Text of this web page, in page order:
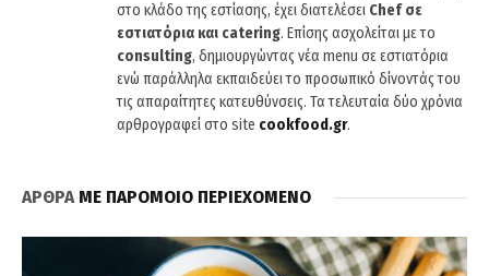
στο κλάδο της εστίασης, έχει διατελέσει Chef σε
εστιατόρια και catering. Επίσης ασχολείται με το
consulting, δημιουργώντας νέα menu σε εστιατόρια
ενώ παράλληλα εκπαιδεύει το προσωπικό δίνοντάς του
τις απαραίτητες κατευθύνσεις. Τα τελευταία δύο χρόνια
αρθρογραφεί στο site cookfood.gr.
ΑΡΘΡΑΜΕ ΠΑΡΟΜΟΙΟ ΠΕΡΙΕΧΟΜΕΝΟ